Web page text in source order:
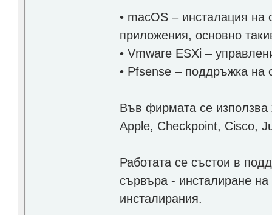
• macOS – инсталация на
приложения, основно
• Vmware ESXi –
• Pfsense – поддръжка на
Във фирмата се използва
Apple, Checkpoint, Cisco,
Работата се състои в
сървъра - инсталиране
инсталирания.